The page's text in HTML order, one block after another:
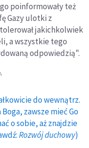
poinformowały też
Gazy ulotki z
jakichkolwiek
a wszystkie tego
odpowiedzią".
do wewnątrz.
zawsze mieć Go
o sobie, aż znajdzie
Rozwój duchowy)